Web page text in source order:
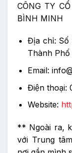
CÔNG TY
BÌNH MINH
Địa chỉ: Số
Thành
Email:
Điện thoại:
Website:
** Ngoài ra,
với Trung